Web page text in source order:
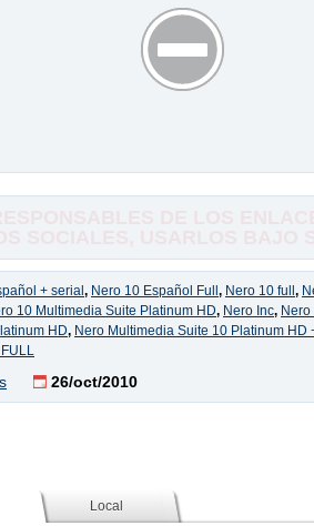
+ serial, Nero 10 Español Full, Nero 10 full,
10 Multimedia Suite Platinum HD, Nero Inc, Nero
HD, Nero Multimedia Suite 10 Platinum HD
26/oct/2010
Local